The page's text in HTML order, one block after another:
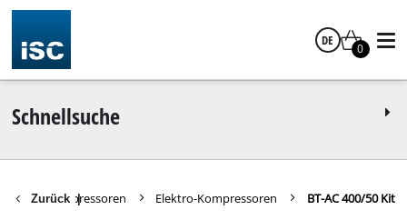
DE
0
Schnellsuche
Zurück |
Kompressoren Elektro-Kompressoren BT-AC 400/50 Kit